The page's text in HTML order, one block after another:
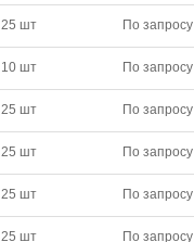
25 шт По запросу
10 шт По запросу
25 шт По запросу
25 шт По запросу
25 шт По запросу
25 шт По запросу